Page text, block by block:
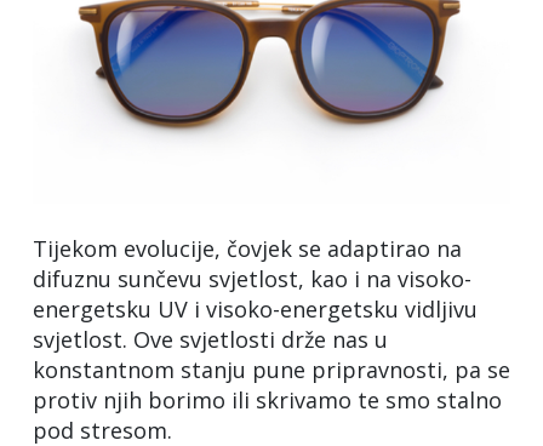
Tijekom evolucije, čovjek se adaptirao na
difuznu sunčevu svjetlost, kao i na visoko-
energetsku UV i visoko-energetsku vidljivu
svjetlost. Ove svjetlosti drže nas u
konstantnom stanju pune pripravnosti, pa se
protiv njih borimo ili skrivamo te smo stalno
pod stresom.